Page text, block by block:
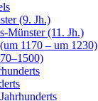
(9. Jh.)
Münster (11. Jh.)
1170 – um 1230)